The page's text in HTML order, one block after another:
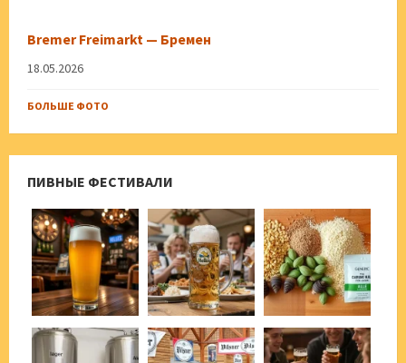
Bremer Freimarkt — Бремен
18.05.2026
БОЛЬШЕ ФОТО
ПИВНЫЕ ФЕСТИВАЛИ